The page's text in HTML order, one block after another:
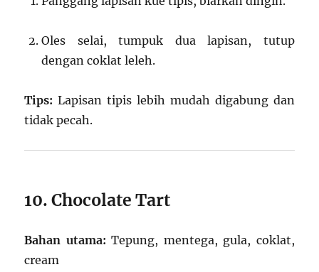
Oles selai, tumpuk dua lapisan, tutup
dengan coklat leleh.
Tips: Lapisan tipis lebih mudah digabung dan
tidak pecah.
10. Chocolate Tart
Bahan utama: Tepung, mentega, gula, coklat,
cream